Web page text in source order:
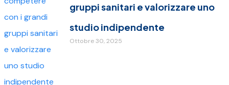
gruppi sanitari e valorizzare uno
studio indipendente
Ottobre 30, 2025